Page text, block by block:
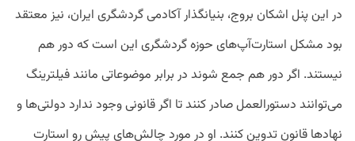
در این پنل اشکان بروج، بنیانگذار آکادمی گردشگری ایران، نیز معتقد
بود مشکل استارت‌آپ‌های حوزه گردشگری این است که دور هم
نیستند. اگر دور هم جمع شوند در برابر موضوعاتی مانند فیلترینگ‌
می‌توانند دستورالعمل صادر کنند تا اگر قانونی وجود ندارد دولتی‌ها و
نهادها قانون تدوین کنند. او در مورد چالش‌های پیش رو استارت